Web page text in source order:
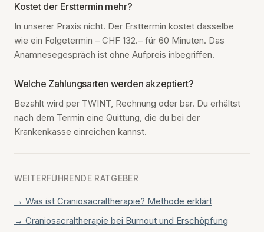
Kostet der Ersttermin mehr?
In unserer Praxis nicht. Der Ersttermin kostet dasselbe
wie ein Folgetermin – CHF 132.– für 60 Minuten. Das
Anamnesegespräch ist ohne Aufpreis inbegriffen.
Welche Zahlungsarten werden akzeptiert?
Bezahlt wird per TWINT, Rechnung oder bar. Du erhältst
nach dem Termin eine Quittung, die du bei der
Krankenkasse einreichen kannst.
WEITERFÜHRENDE RATGEBER
→ Was ist Craniosacraltherapie? Methode erklärt
→ Craniosacraltherapie bei Burnout und Erschöpfung